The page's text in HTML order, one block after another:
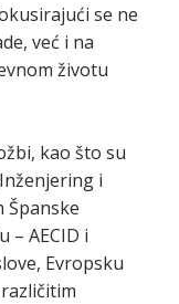
se ne
već i na
životu
kao što su
i
– AECID i
Evropsku